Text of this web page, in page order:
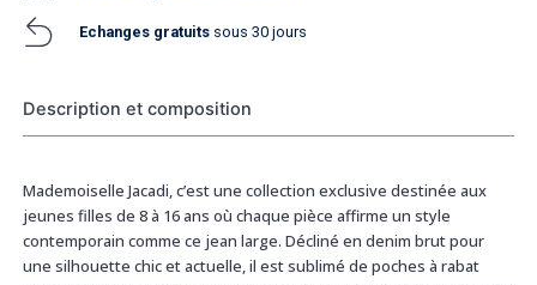
Echanges gratuits sous 30 jours
Description et composition
Mademoiselle Jacadi, c’est une collection exclusive destinée aux
jeunes filles de 8 à 16 ans où chaque pièce affirme un style
contemporain comme ce jean large. Décliné en denim brut pour
une silhouette chic et actuelle, il est sublimé de poches à rabat